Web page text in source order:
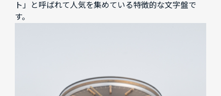
ト」と呼ばれて人気を集めている特徴的な文字盤で
す。